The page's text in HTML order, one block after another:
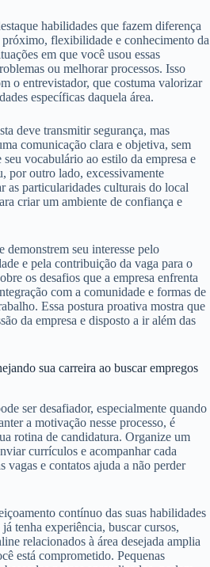
habilidades que fazem diferença
flexibilidade e conhecimento da
em que você usou essas
ou melhorar processos. Isso
o entrevistador, que costuma valorizar
específicas daquela área.
deve transmitir segurança, mas
comunicação clara e objetiva, sem
vocabulário ao estilo da empresa e
por outro lado, excessivamente
as particularidades culturais do local
criar um ambiente de confiança e
demonstrem seu interesse pelo
e pela contribuição da vaga para o
os desafios que a empresa enfrenta
com a comunidade e formas de
Essa postura proativa mostra que
da empresa e disposto a ir além das
sua carreira ao buscar empregos
ser desafiador, especialmente quando
a motivação nesse processo, é
rotina de candidatura. Organize um
currículos e acompanhar cada
vagas e contatos ajuda a não perder
contínuo das suas habilidades
tenha experiência, buscar cursos,
relacionados à área desejada amplia
está comprometido. Pequenas